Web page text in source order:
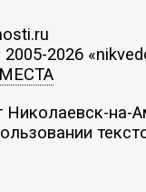
2026
на-